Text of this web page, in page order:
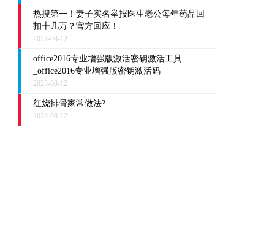
热搜第一！妻子实名举报医生老公每年药品回
扣十几万？官方回应！
2023-08-12
office2016专业增强版激活密钥激活工具
_office2016专业增强版密钥激活码
2023-08-12
红烧排骨家常做法?
2023-08-12